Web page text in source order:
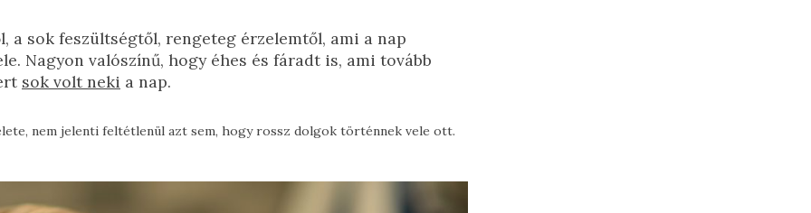
a sok feszültségtől, rengeteg érzelemtől, ami a nap
Nagyon valószínű, hogy éhes és fáradt is, ami tovább
sok volt neki a nap.
nem jelenti feltétlenül azt sem, hogy rossz dolgok történnek vele ott.